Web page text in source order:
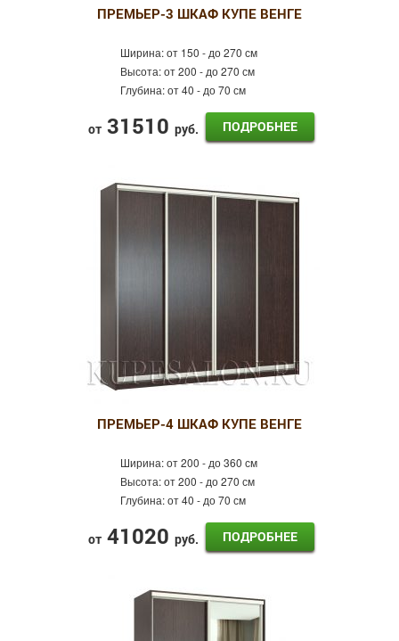
ПРЕМЬЕР-3 ШКАФ КУПЕ ВЕНГЕ
Ширина:от 150 - до 270 см
Высота:от 200 - до 270 см
Глубина:от 40 - до 70 см
от 31510 руб. ПОДРОБНЕЕ
ПРЕМЬЕР-4 ШКАФ КУПЕ ВЕНГЕ
Ширина:от 200 - до 360 см
Высота:от 200 - до 270 см
Глубина:от 40 - до 70 см
от 41020 руб. ПОДРОБНЕЕ